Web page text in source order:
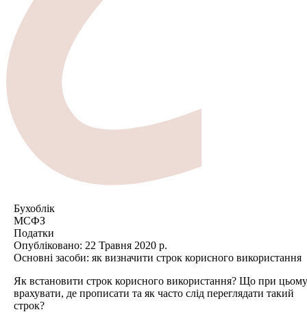
Бухоблік
МСФЗ
Податки
Опубліковано: 22 Травня 2020 р.
Основні засоби: як визначити строк корисного використання
Як встановити строк корисного використання? Що при цьому
врахувати, де прописати та як часто слід переглядати такий
строк?